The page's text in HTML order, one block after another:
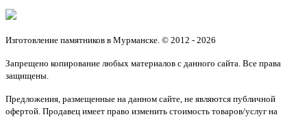
Изготовление памятников в Мурманске. © 2012 - 2026
Запрещено копирование любых материалов с данного сайта. Все права
защищены.
Предложения, размещенные на данном сайте, не являются публичной
офертой. Продавец имеет право изменить стоимость товаров/услуг на